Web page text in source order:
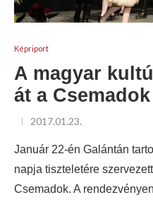
Képriport
A magyar
át a
2017.01.23.
Január 22-én Galántán
napja tiszteletére
Csemadok. A